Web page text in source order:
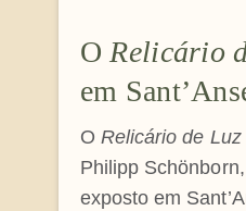
ORelicário
em
O Relicário de Luz
Philipp
exposto em